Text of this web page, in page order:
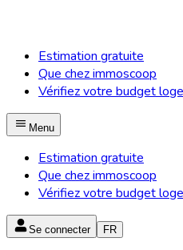
Estimation gratuite
Que chez immoscoop
Vérifiez votre budget
Menu
Estimation gratuite
Que chez immoscoop
Vérifiez votre budget
Se connecter FR